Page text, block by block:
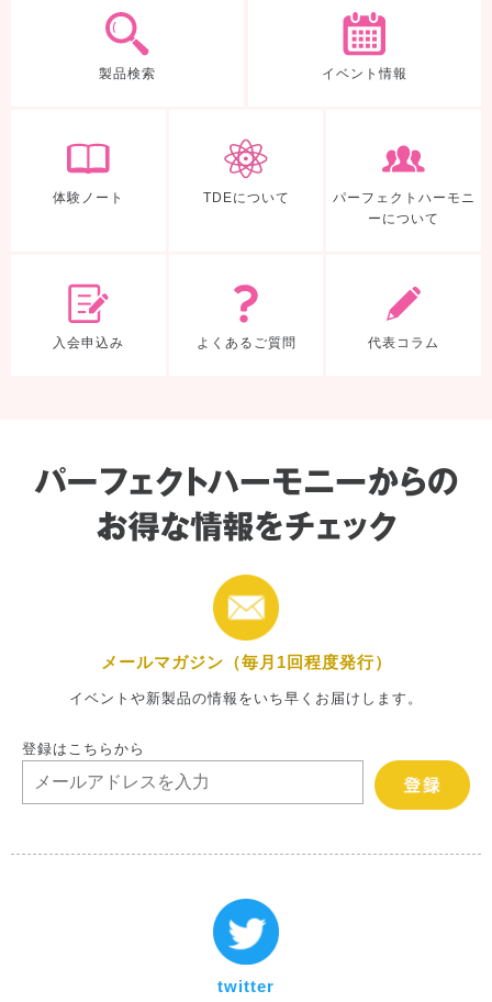
製品検索 イベント情報
体験ノート TDEについて
パーフェクトハーモニ
ーについて
入会申込み よくあるご質問 代表コラム
メールマガジン（毎月1回程度発行）
イベントや新製品の情報をいち早くお届けします。
登録はこちらから
twitter